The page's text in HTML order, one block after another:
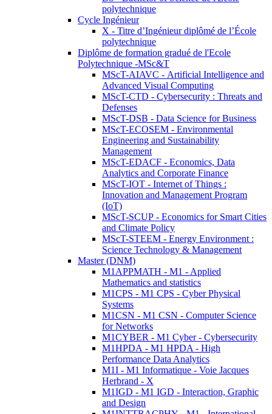
polytechnique
Cycle Ingénieur
X - Titre d’Ingénieur diplômé de l’École
polytechnique
Diplôme de formation gradué de l'Ecole
Polytechnique -MSc&T
MScT-AIAVC - Artificial Intelligence and
Advanced Visual Computing
MScT-CTD - Cybersecurity : Threats and
Defenses
MScT-DSB - Data Science for Business
MScT-ECOSEM - Environmental
Engineering and Sustainability
Management
MScT-EDACF - Economics, Data
Analytics and Corporate Finance
MScT-IOT - Internet of Things :
Innovation and Management Program
(IoT)
MScT-SCUP - Economics for Smart Cities
and Climate Policy
MScT-STEEM - Energy Environment :
Science Technology & Management
Master (DNM)
M1APPMATH - M1 - Applied
Mathematics and statistics
M1CPS - M1 CPS - Cyber Physical
Systems
M1CSN - M1 CSN - Computer Science
for Networks
M1CYBER - M1 Cyber - Cybersecurity
M1HPDA - M1 HPDA - High
Performance Data Analytics
M1I - M1 Informatique - Voie Jacques
Herbrand - X
M1IGD - M1 IGD - Interaction, Graphic
and Design